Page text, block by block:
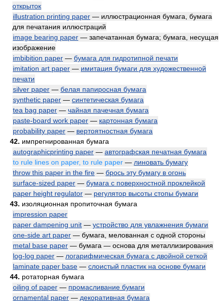
открыток
illustration printing paper — иллюстрационная бумага, бумага
для печатания иллюстраций
image bearing paper — запечатанная бумага; бумага, несущая
изображение
imbibition paper — бумага для гидротипной печати
imitation art paper — имитация бумаги для художественной
печати
silver paper — белая папиросная бумага
synthetic paper — синтетическая бумага
tea bag paper — чайная пачечная бумага
paste-board work paper — картонная бумага
probability paper — вертоятностная бумага
42. импрегнированная бумага
autographicprinting paper — автографская печатная бумага
to rule lines on paper, to rule paper — линовать бумагу
throw this paper in the fire — брось эту бумагу в огонь
surface-sized paper — бумага с поверхностной проклейкой
paper height regulator — регулятор высоты стопы бумаги
43. изоляционная пропиточная бумага
impression paper
paper dampening unit — устройство для увлажнения бумаги
one-side art paper — бумага, мелованная с одной стороны
metal base paper — бумага — основа для металлизирования
log-log paper — логарифмическая бумага с двойной сеткой
laminate paper base — слоистый пластик на основе бумаги
44. ротаторная бумага
oiling of paper — промасливание бумаги
ornamental paper — декоративная бумага